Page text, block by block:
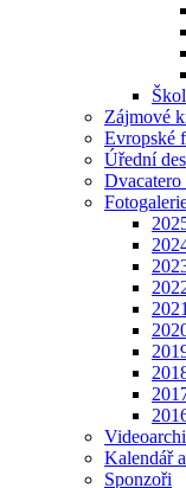
Zájmové
Evropské
Úřední
Kalendář
Sponzoři